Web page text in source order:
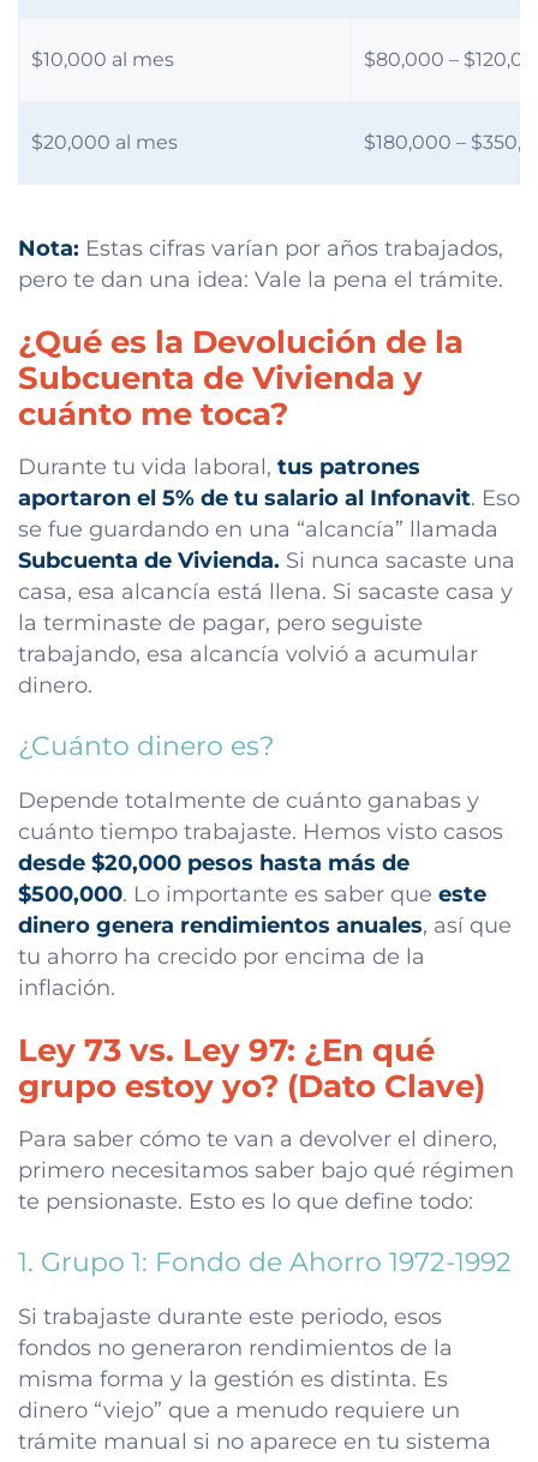
$10,000 al mes $80,000 –
$20,000 al mes $180,000 –
Nota: Estas cifras varían por años trabajados,
pero te dan una idea: Vale la pena el trámite.
¿Qué es la Devolución de la
Subcuenta de Vivienda y
cuánto me toca?
Durante tu vida laboral, tus patrones
aportaron el 5% de tu salario al Infonavit. Eso
se fue guardando en una “alcancía” llamada
Subcuenta de Vivienda. Si nunca sacaste una
casa, esa alcancía está llena. Si sacaste casa y
la terminaste de pagar, pero seguiste
trabajando, esa alcancía volvió a acumular
dinero.
¿Cuánto dinero es?
Depende totalmente de cuánto ganabas y
cuánto tiempo trabajaste. Hemos visto casos
desde $20,000 pesos hasta más de
$500,000. Lo importante es saber que este
dinero genera rendimientos anuales, así que
tu ahorro ha crecido por encima de la
inflación.
Ley 73 vs. Ley 97: ¿En qué
grupo estoy yo? (Dato Clave)
Para saber cómo te van a devolver el dinero,
primero necesitamos saber bajo qué régimen
te pensionaste. Esto es lo que define todo:
1. Grupo 1: Fondo de Ahorro 1972-1992
Si trabajaste durante este periodo, esos
fondos no generaron rendimientos de la
misma forma y la gestión es distinta. Es
dinero “viejo” que a menudo requiere un
trámite manual si no aparece en tu sistema